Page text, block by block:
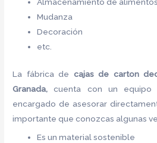
Mudanza
Decoración
etc.
La fábrica de cajas de carton
Granada,cuenta con un equipo
encargado de asesorar
importante que conozcas algunas
Es un material sostenible